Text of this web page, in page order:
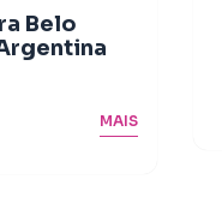
Belo
MAIS